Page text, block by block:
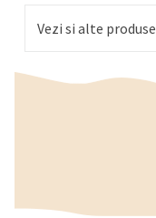
Vezi si alte